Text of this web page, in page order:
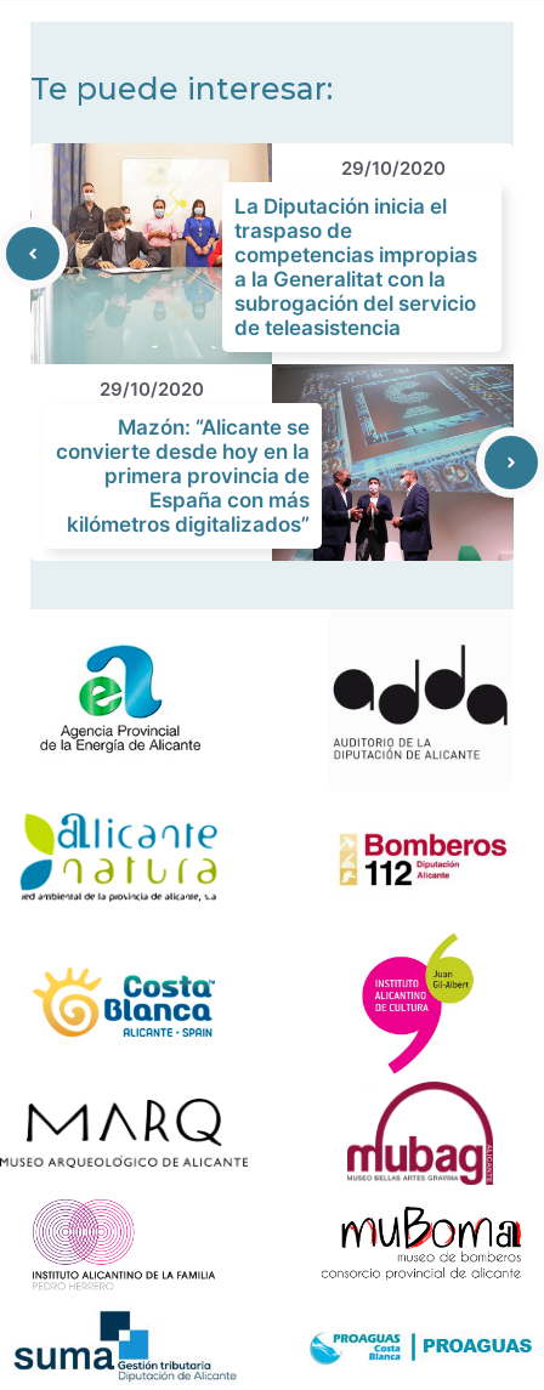
Te puede interesar:
29/10/2020
La Diputación inicia el
traspaso de
competencias impropias
a la Generalitat con la
subrogación del servicio
de teleasistencia
29/10/2020
Mazón: “Alicante se
convierte desde hoy en la
primera provincia de
España con más
kilómetros digitalizados”